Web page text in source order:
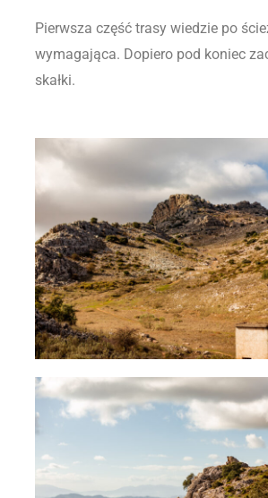
Pierwsza część trasy wiedzie po
wymagająca. Dopiero pod koniec
skałki.